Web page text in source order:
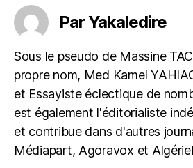
Par Yakaledire
Sous le pseudo de Massine
propre nom, Med Kamel
et Essayiste éclectique de
est également l'éditorialiste
et contribue dans d'autres
Médiapart, Agoravox et